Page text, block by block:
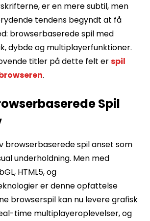
er en mere subtil, men
tendens begyndt at få
browserbaserede spil med
dybde og multiplayerfunktioner.
titler på dette felt erspil
.
Spil
browserbaserede spil anset som
underholdning. Men med
HTML5, og
er denne opfattelse
browserspil kan nu levere grafisk
time multiplayeroplevelser, og